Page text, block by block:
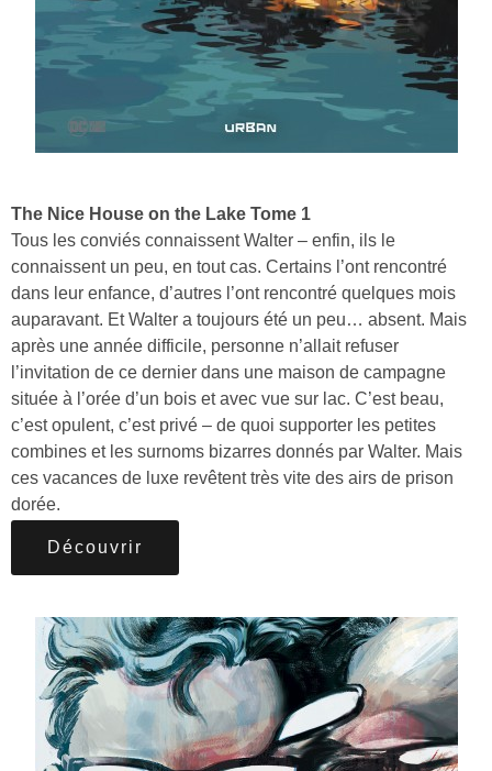
The Nice House on the Lake Tome 1
Tous les conviés connaissent Walter – enfin, ils le
connaissent un peu, en tout cas. Certains l’ont rencontré
dans leur enfance, d’autres l’ont rencontré quelques mois
auparavant. Et Walter a toujours été un peu… absent. Mais
après une année difficile, personne n’allait refuser
l’invitation de ce dernier dans une maison de campagne
située à l’orée d’un bois et avec vue sur lac. C’est beau,
c’est opulent, c’est privé – de quoi supporter les petites
combines et les surnoms bizarres donnés par Walter. Mais
ces vacances de luxe revêtent très vite des airs de prison
dorée.
Découvrir